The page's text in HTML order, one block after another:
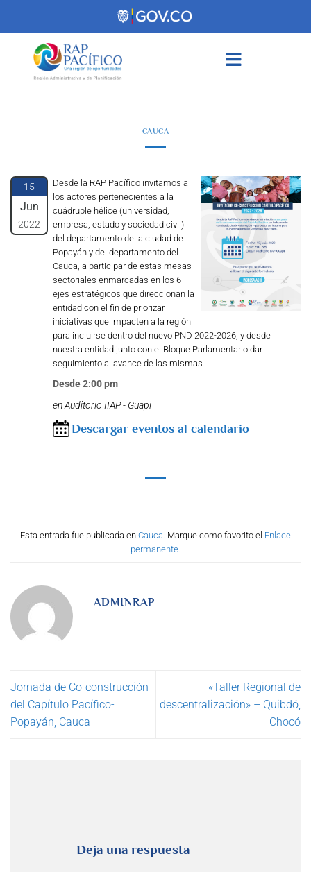
CAUCA
15
Jun
2022
Desde la RAP Pacífico invitamos a
los actores pertenecientes a la
cuádruple hélice (universidad,
empresa, estado y sociedad civil)
del departamento de la ciudad de
Popayán y del departamento del
Cauca, a participar de estas mesas
sectoriales enmarcadas en los 6
ejes estratégicos que direccionan la
entidad con el fin de priorizar
iniciativas que impacten a la región
para incluirse dentro del nuevo PND 2022-2026, y desde
nuestra entidad junto con el Bloque Parlamentario dar
seguimiento al avance de las mismas.
Desde 2:00 pm
en Auditorio IIAP - Guapi
Descargar eventos al calendario
Esta entrada fue publicada en Cauca. Marque como favorito el Enlace
permanente.
ADMINRAP
Jornada de Co-construcción
del Capítulo Pacífico-
Popayán, Cauca
«Taller Regional de
descentralización» – Quibdó,
Chocó
Deja una respuesta